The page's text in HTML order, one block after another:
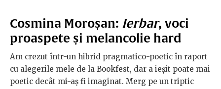
Cosmina Moroșan: Ierbar, voci
proaspete și melancolie hard
Am crezut într-un hibrid pragmatico-poetic în raport
cu alegerile mele de la Bookfest, dar a ieșit poate mai
poetic decât mi-aș fi imaginat. Merg pe un triptic